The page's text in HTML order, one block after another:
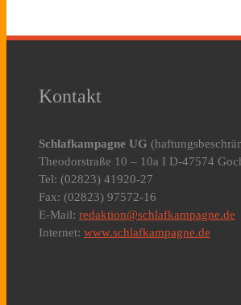
Kontakt
Schlafkampagne UG
Theodorstraße 10 – 10a I D-47574
Tel: (02823) 41920-27
Fax: (02823) 97572-16
E-Mail: redaktion@schlafkampagne.de
Internet: www.schlafkampagne.de